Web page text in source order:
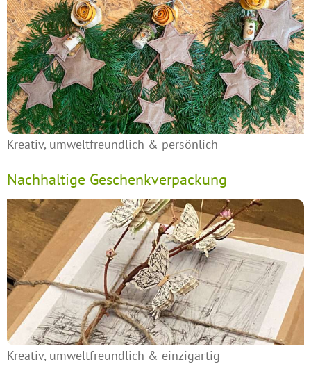
Kreativ, umweltfreundlich & persönlich
Nachhaltige Geschenkverpackung
Kreativ, umweltfreundlich & einzigartig